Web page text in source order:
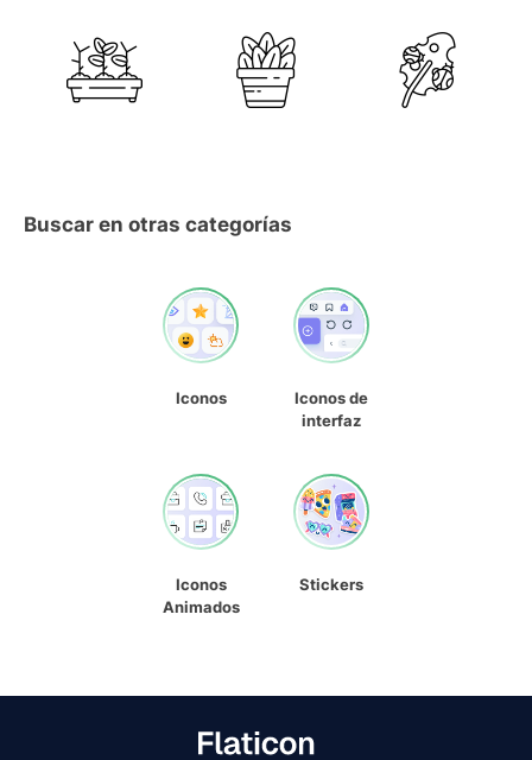
Buscar en otras categorías
Iconos
Iconos de
interfaz
Iconos
Animados
Stickers